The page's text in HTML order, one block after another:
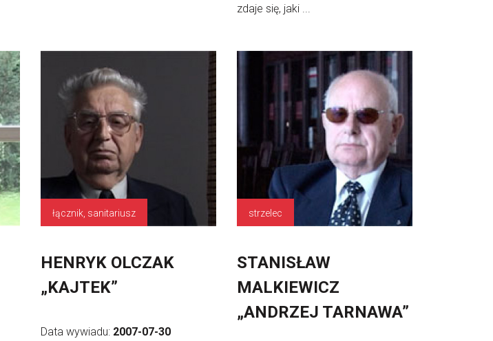
zdaje się, jaki ...
łącznik, sanitariusz
HENRYK OLCZAK
„KAJTEK”
Data wywiadu: 2007-07-30
strzelec
STANISŁAW
MALKIEWICZ
„ANDRZEJ TARNAWA”